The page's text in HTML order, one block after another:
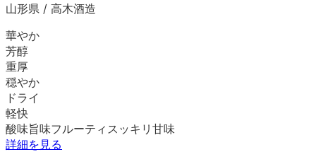
山形県 / 高木酒造
華やか
芳醇
重厚
穏やか
ドライ
軽快
酸味旨味フルーティ スッキリ 甘味
詳細を見る